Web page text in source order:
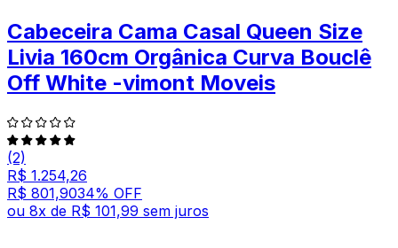
Cabeceira Cama Casal Queen Size
Livia 160cm Orgânica Curva Bouclê
Off White -vimont Moveis
(2)
R$ 1.254,26
R$ 801,9034% OFF
ou 8x de R$ 101,99 sem juros